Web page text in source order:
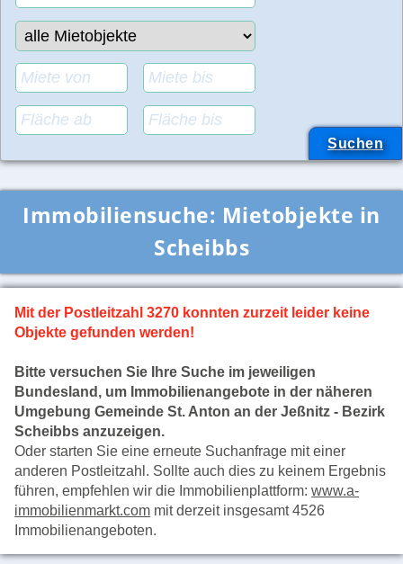
Immobiliensuche: Mietobjekte in
Scheibbs
Mit der Postleitzahl 3270 konnten zurzeit leider keine
Objekte gefunden werden!
Bitte versuchen Sie Ihre Suche im jeweiligen
Bundesland, um Immobilienangebote in der näheren
Umgebung Gemeinde St. Anton an der Jeßnitz - Bezirk
Scheibbs anzuzeigen.
Oder starten Sie eine erneute Suchanfrage mit einer
anderen Postleitzahl. Sollte auch dies zu keinem Ergebnis
führen, empfehlen wir die Immobilienplattform:www.a-
immobilienmarkt.com mit derzeit insgesamt 4526
Immobilienangeboten.